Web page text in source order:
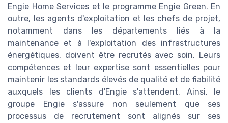
Engie Home Services et le programme Engie Green. En
outre, les agents d'exploitation et les chefs de projet,
notamment dans les départements liés à la
maintenance et à l'exploitation des infrastructures
énergétiques, doivent être recrutés avec soin. Leurs
compétences et leur expertise sont essentielles pour
maintenir les standards élevés de qualité et de fiabilité
auxquels les clients d'Engie s'attendent. Ainsi, le
groupe Engie s'assure non seulement que ses
processus de recrutement sont alignés sur ses